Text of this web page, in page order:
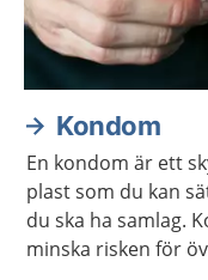
Kondom
En kondom är ett
plast som du kan
du ska ha samlag.
minska risken för